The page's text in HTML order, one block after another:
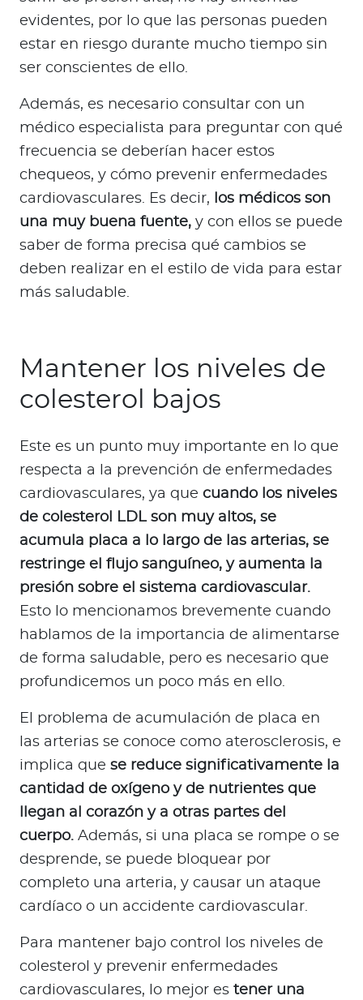
evidentes, por lo que las personas pueden
estar en riesgo durante mucho tiempo sin
ser conscientes de ello.
Además, es necesario consultar con un
médico especialista para preguntar con qué
frecuencia se deberían hacer estos
chequeos, y cómo prevenir enfermedades
cardiovasculares. Es decir,
los médicos son
una muy buena fuente, y con ellos se puede
saber de forma precisa qué cambios se
deben realizar en el estilo de vida para estar
más saludable.
Mantener los niveles de
colesterol bajos
Este es un punto muy importante en lo que
respecta a la prevención de enfermedades
cardiovasculares, ya que cuando los niveles
de colesterol LDL son muy altos, se
acumula placa a lo largo de las arterias, se
restringe el flujo sanguíneo, y aumenta la
presión sobre el sistema cardiovascular.
Esto lo mencionamos brevemente cuando
hablamos de la importancia de alimentarse
de forma saludable, pero es necesario que
profundicemos un poco más en ello.
El problema de acumulación de placa en
las arterias se conoce como aterosclerosis, e
implica que se reduce significativamente la
cantidad de oxígeno y de nutrientes que
llegan al corazón y a otras partes del
cuerpo. Además, si una placa se rompe o se
desprende, se puede bloquear por
completo una arteria, y causar un ataque
cardíaco o un accidente cardiovascular.
Para mantener bajo control los niveles de
colesterol y prevenir enfermedades
cardiovasculares, lo mejor es tener una